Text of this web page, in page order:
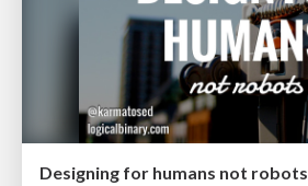
Designing for humans not robots